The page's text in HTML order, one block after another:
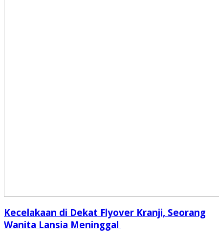
Kecelakaan di Dekat Flyover Kranji, Seorang
Wanita Lansia Meninggal